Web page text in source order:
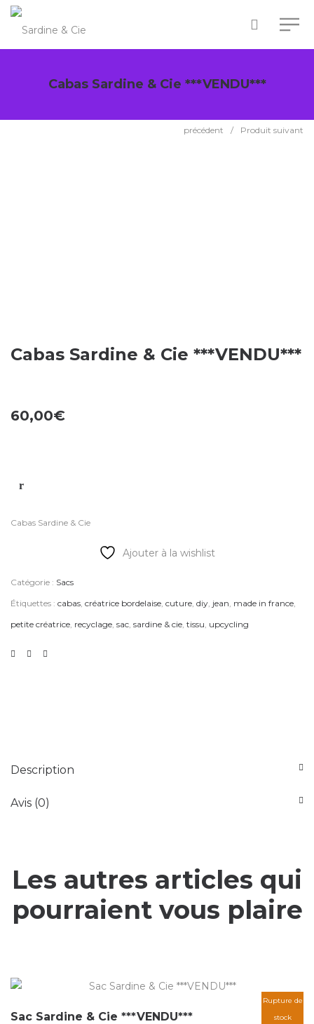
Cabas Sardine & Cie ***VENDU***
précédent / Produit suivant
Cabas Sardine & Cie ***VENDU***
60,00€
Cabas Sardine & Cie
Ajouter à la wishlist
Catégorie : Sacs
Étiquettes : cabas, créatrice bordelaise, cuture, diy, jean, made in france,
petite créatrice, recyclage, sac, sardine & cie, tissu, upcycling
Description
Avis (0)
Les autres articles qui
pourraient vous plaire
Rupture de
stock
Sac Sardine & Cie ***VENDU***